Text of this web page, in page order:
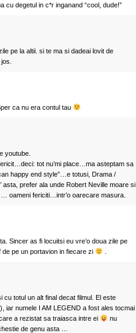
cu degetul in c*r inganand “cool, dude!”
pe la altii. si te ma si dadeai lovit de
ca nu era contul tau
youtube.
tot nu’mi place…ma asteptam sa
happy end style”…e totusi, Drama /
prefer ala unde Robert Neville moare si
oameni fericiti…intr’o oarecare masura.
Sincer as fi locuitsi eu vre’o doua zile pe
pe un portavion in fiecare zi
cu totul un alt final decat filmul. El este
iar numele I AM LEGEND a fost ales tocmai
a rezistat sa traiasca intre ei
nu
de genu asta …